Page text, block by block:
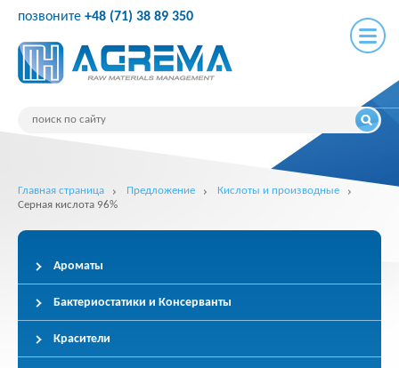
позвоните +48 (71) 38 89 350
Главная страница Предложение
Кислоты и производные
Серная кислота 96%
Ароматы
Бактериостатики и Консерванты
Красители